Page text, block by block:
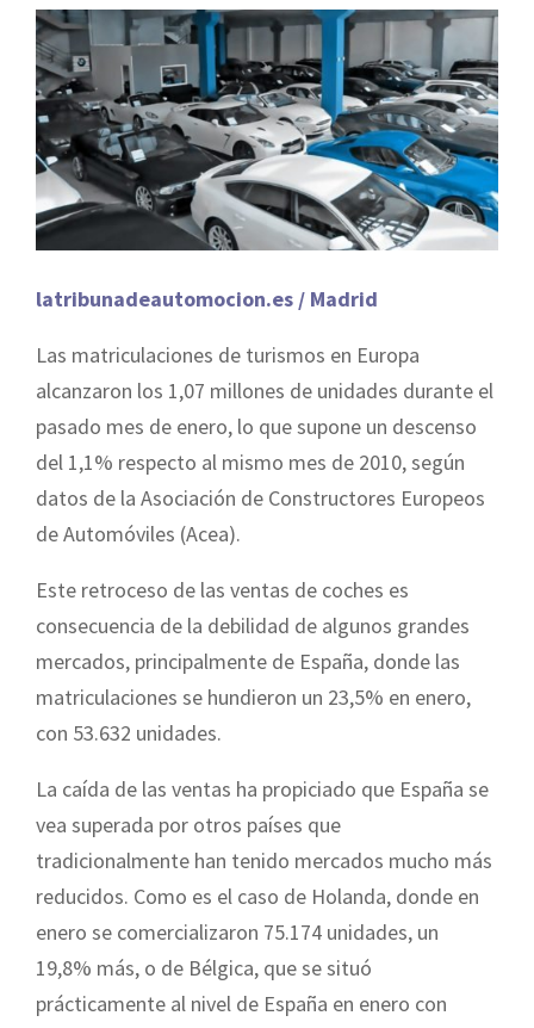
latribunadeautomocion.es / Madrid
Las matriculaciones de turismos en Europa
alcanzaron los 1,07 millones de unidades durante el
pasado mes de enero, lo que supone un descenso
del 1,1% respecto al mismo mes de 2010, según
datos de la Asociación de Constructores Europeos
de Automóviles (Acea).
Este retroceso de las ventas de coches es
consecuencia de la debilidad de algunos grandes
mercados, principalmente de España, donde las
matriculaciones se hundieron un 23,5% en enero,
con 53.632 unidades.
La caída de las ventas ha propiciado que España se
vea superada por otros países que
tradicionalmente han tenido mercados mucho más
reducidos. Como es el caso de Holanda, donde en
enero se comercializaron 75.174 unidades, un
19,8% más, o de Bélgica, que se situó
prácticamente al nivel de España en enero con